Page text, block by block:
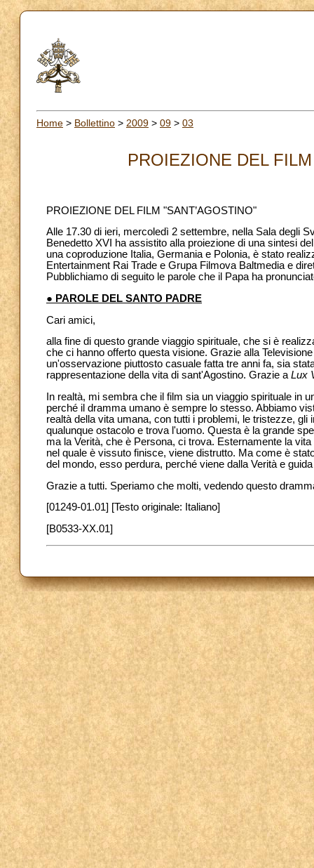
Home > Bollettino > 2009 > 09 > 03
PROIEZIONE DEL
PROIEZIONE DEL FILM "SANT’AGOSTINO"
Alle 17.30 di ieri, mercoledì 2 settembre, nella Sala degli
Benedetto XVI ha assistito alla proiezione di una sintesi
una coproduzione Italia, Germania e Polonia, è stato
Entertainment Rai Trade e Grupa Filmova Baltmedia e
Pubblichiamo di seguito le parole che il Papa ha
● PAROLE DEL SANTO PADRE
Cari amici,
alla fine di questo grande viaggio spirituale, che si è
che ci hanno offerto questa visione. Grazie alla
un'osservazione piuttosto casuale fatta tre anni fa, sia
rappresentazione della vita di sant'Agostino. Grazie aLux
In realtà, mi sembra che il film sia un viaggio spirituale in
perché il dramma umano è sempre lo stesso. Abbiamo
realtà della vita umana, con tutti i problemi, le tristezze,
qualunque ostacolo e trova l'uomo. Questa è la grande
ma la Verità, che è Persona, ci trova. Esternamente la
nel quale è vissuto finisce, viene distrutto. Ma come è
del mondo, esso perdura, perché viene dalla Verità e
Grazie a tutti. Speriamo che molti, vedendo questo
[01249-01.01] [Testo originale: Italiano]
[B0533-XX.01]